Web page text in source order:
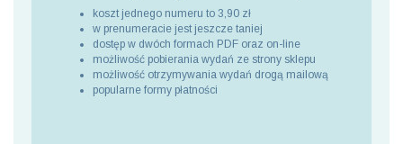
koszt jednego numeru to 3,90 zł
w prenumeracie jest jeszcze taniej
dostęp w dwóch formach PDF oraz on-line
możliwość pobierania wydań ze strony sklepu
możliwość otrzymywania wydań drogą mailową
popularne formy płatności